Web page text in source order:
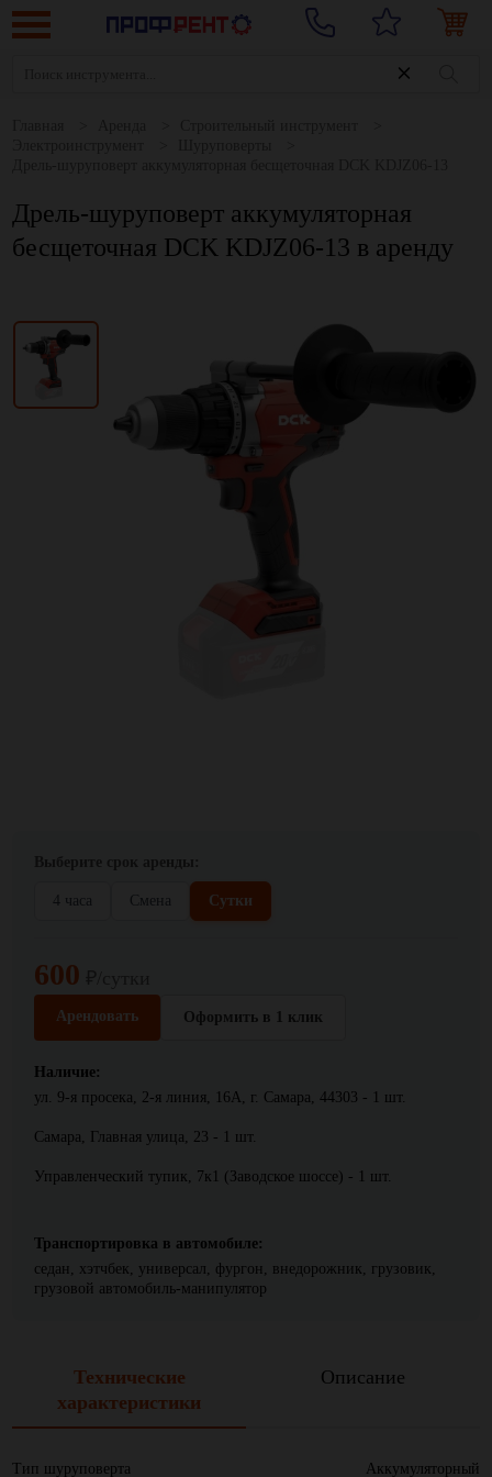
Дрель-шуруповерт аккумуляторная
бесщеточная DCK KDJZ06-13 в аренду
4 часа Смена Сутки
600
Арендовать Оформить в 1 клик
Наличие:
ул. 9-я просека, 2-я линия, 16А, г. Самара, 44303 - 1 шт.
Самара, Главная улица, 23 - 1 шт.
Управленческий тупик, 7к1 (Заводское шоссе) - 1 шт.
Транспортировка в автомобиле:
седан, хэтчбек, универсал, фургон, внедорожник, грузовик,
грузовой автомобиль-манипулятор
Технические
характеристики
Описание
Тип шуруповерта Аккумуляторный